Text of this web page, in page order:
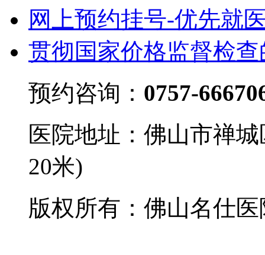
网上预约挂号-优先就
贯彻国家价格监督检
预约咨询： 0757-
医院地址：佛山市禅
20米)
版权所有：佛山名仕